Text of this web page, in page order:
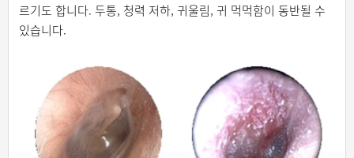
르기도 합니다. 두통, 청력 저하, 귀울림, 귀 먹먹함이 동반될 수
있습니다.